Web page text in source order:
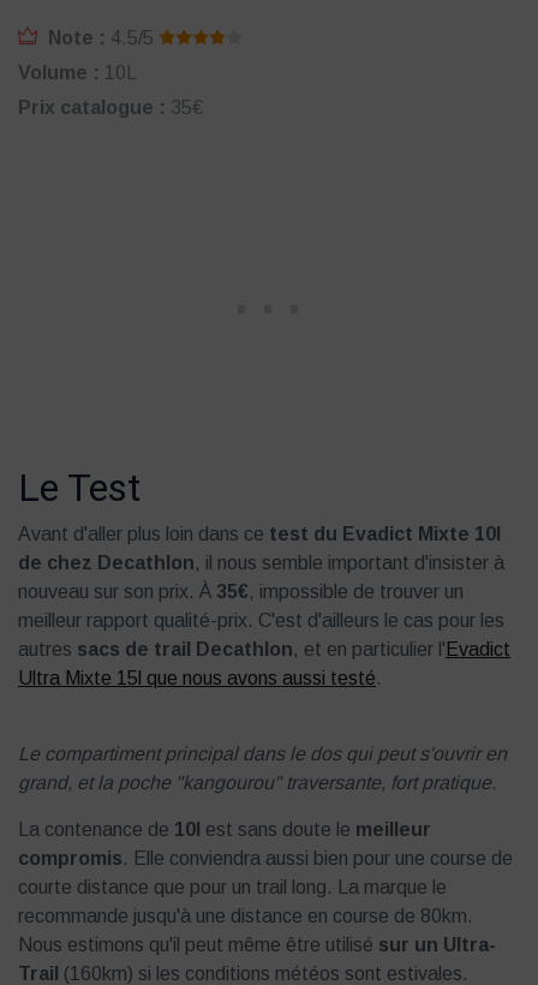
Note : 4.5/5
Volume : 10L
Prix catalogue : 35€
Le Test
Avant d'aller plus loin dans ce test du Evadict Mixte 10l
de chez Decathlon, il nous semble important d'insister à
nouveau sur son prix. À 35€, impossible de trouver un
meilleur rapport qualité-prix. C'est d'ailleurs le cas pour les
autres sacs de trail Decathlon, et en particulier l' Evadict
Ultra Mixte 15l que nous avons aussi testé.
Le compartiment principal dans le dos qui peut s'ouvrir en
grand, et la poche "kangourou" traversante, fort pratique.
La contenance de 10l est sans doute le meilleur
compromis. Elle conviendra aussi bien pour une course de
courte distance que pour un trail long. La marque le
recommande jusqu'à une distance en course de 80km.
Nous estimons qu'il peut même être utilisé sur un Ultra-
Trail (160km) si les conditions météos sont estivales.